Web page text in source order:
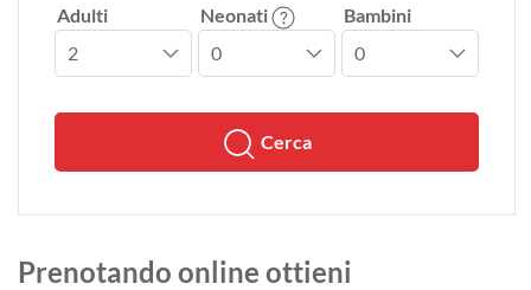
Adulti Neonati Bambini
Cerca
Prenotando online ottieni